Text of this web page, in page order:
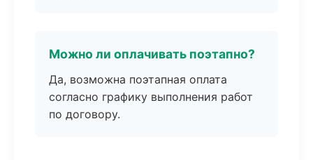
Можно ли оплачивать поэтапно?
Да, возможна поэтапная оплата
согласно графику выполнения работ
по договору.